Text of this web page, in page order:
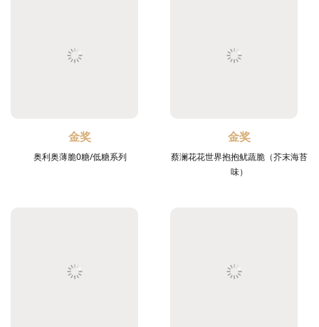
金奖
奥利奥薄脆0糖/低糖系列
金奖
蔡澜花花世界抱抱鱿蔬脆（芥末海苔
味）